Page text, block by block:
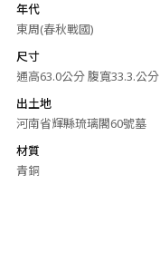
年代
東周(春秋戰國)
尺寸
通高63.0公分 腹寬33.3.公分
出土地
河南省輝縣琉璃閣60號墓
材質
青銅